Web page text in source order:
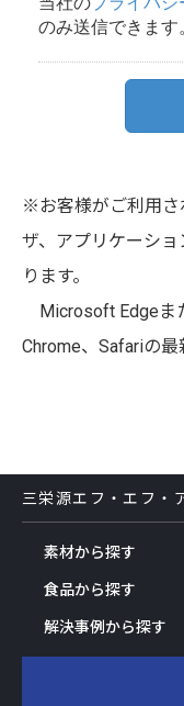
※お客様がご利用さ
ザ、アプリケーシ
ります。
Microsoft Edgeま
Chrome、Safariの最
三栄源エフ・エフ
素材から探す
食品から探す
解決事例から探す